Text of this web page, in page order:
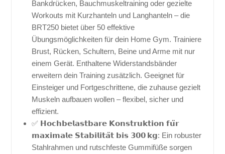
Bankdrücken, Bauchmuskeltraining oder gezielte
Workouts mit Kurzhanteln und Langhanteln – die
BRT250 bietet über 50 effektive
Übungsmöglichkeiten für dein Home Gym. Trainiere
Brust, Rücken, Schultern, Beine und Arme mit nur
einem Gerät. Enthaltene Widerstandsbänder
erweitern dein Training zusätzlich. Geeignet für
Einsteiger und Fortgeschrittene, die zuhause gezielt
Muskeln aufbauen wollen – flexibel, sicher und
effizient.
✅ 𝗛𝗼𝗰𝗵𝗯𝗲𝗹𝗮𝘀𝘁𝗯𝗮𝗿𝗲 𝗞𝗼𝗻𝘀𝘁𝗿𝘂𝗸𝘁𝗶𝗼𝗻 𝗳𝘂̈𝗿
𝗺𝗮𝘅𝗶𝗺𝗮𝗹𝗲 𝗦𝘁𝗮𝗯𝗶𝗹𝗶𝘁𝗮̈𝘁 𝗯𝗶𝘀 𝟯𝟬𝟬 𝗸𝗴: Ein robuster
Stahlrahmen und rutschfeste Gummifüße sorgen